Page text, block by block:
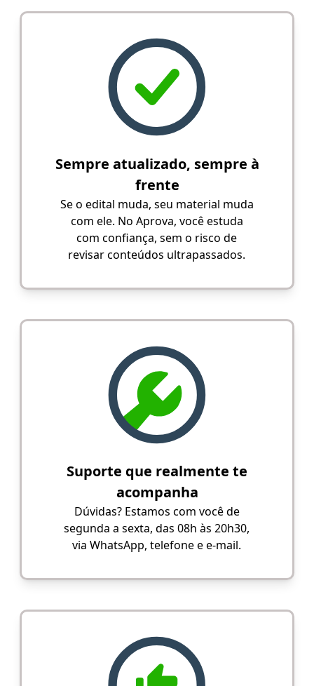
Sempre atualizado, sempre à
frente
Se o edital muda, seu material muda
com ele. No Aprova, você estuda
com confiança, sem o risco de
revisar conteúdos ultrapassados.
Suporte que realmente te
acompanha
Dúvidas? Estamos com você de
segunda a sexta, das 08h às 20h30,
via WhatsApp, telefone e e-mail.